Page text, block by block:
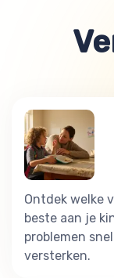
Ontdek welke
beste aan je
problemen
versterken.